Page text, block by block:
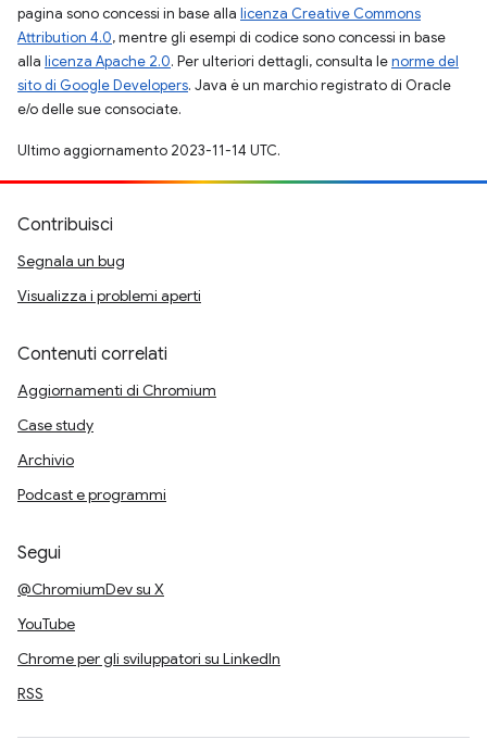
pagina sono concessi in base alla licenza Creative Commons
Attribution 4.0, mentre gli esempi di codice sono concessi in base
alla licenza Apache 2.0. Per ulteriori dettagli, consulta lenorme del
sito di Google Developers. Java è un marchio registrato di Oracle
e/o delle sue consociate.
Ultimo aggiornamento 2023-11-14 UTC.
Contribuisci
Segnala un bug
Visualizza i problemi aperti
Contenuti correlati
Aggiornamenti di Chromium
Case study
Archivio
Podcast e programmi
Segui
@ChromiumDev su X
YouTube
Chrome per gli sviluppatori su LinkedIn
RSS